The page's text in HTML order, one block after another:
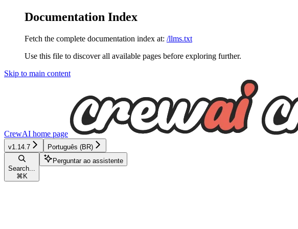
Documentation Index
Fetch the complete documentation index at: /llms.txt
Use this file to discover all available pages before exploring further.
Skip to main content
CrewAI home page
v1.14.7 Português (BR)
Search...
⌘ K
Perguntar ao assistente